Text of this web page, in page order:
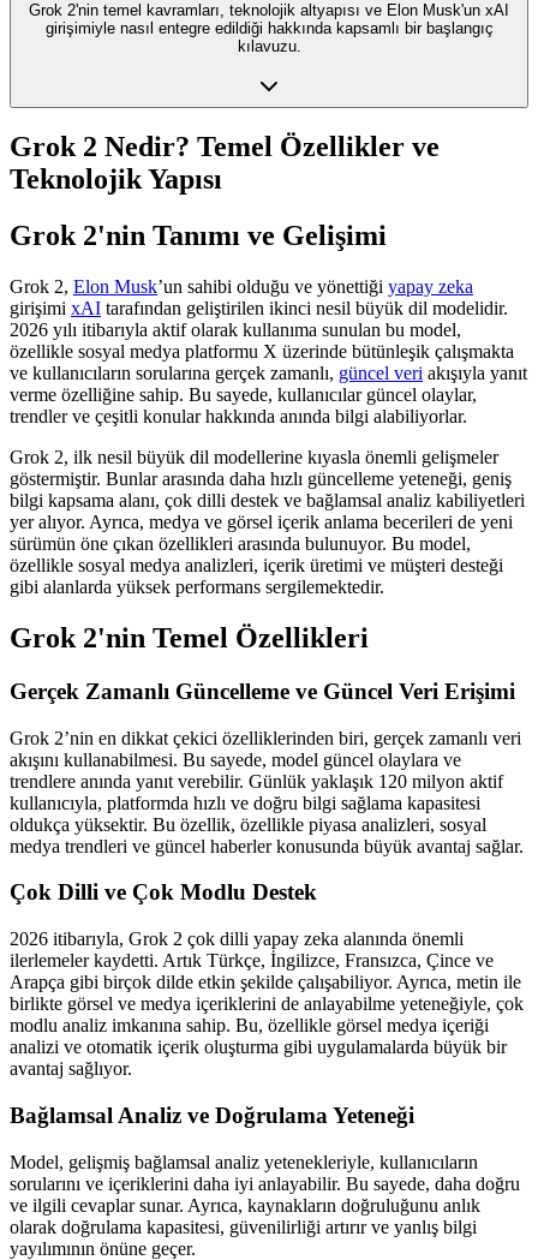
Grok 2'nin temel kavramları, teknolojik altyapısı ve Elon Musk'un xAI
girişimiyle nasıl entegre edildiği hakkında kapsamlı bir başlangıç
kılavuzu.
Grok 2 Nedir? Temel Özellikler ve
Teknolojik Yapısı
Grok 2'nin Tanımı ve Gelişimi
Grok 2, Elon Musk’un sahibi olduğu ve yönettiği yapay zeka
girişimi xAI tarafından geliştirilen ikinci nesil büyük dil modelidir.
2026 yılı itibarıyla aktif olarak kullanıma sunulan bu model,
özellikle sosyal medya platformu X üzerinde bütünleşik çalışmakta
ve kullanıcıların sorularına gerçek zamanlı, güncel veri akışıyla yanıt
verme özelliğine sahip. Bu sayede, kullanıcılar güncel olaylar,
trendler ve çeşitli konular hakkında anında bilgi alabiliyorlar.
Grok 2, ilk nesil büyük dil modellerine kıyasla önemli gelişmeler
göstermiştir. Bunlar arasında daha hızlı güncelleme yeteneği, geniş
bilgi kapsama alanı, çok dilli destek ve bağlamsal analiz kabiliyetleri
yer alıyor. Ayrıca, medya ve görsel içerik anlama becerileri de yeni
sürümün öne çıkan özellikleri arasında bulunuyor. Bu model,
özellikle sosyal medya analizleri, içerik üretimi ve müşteri desteği
gibi alanlarda yüksek performans sergilemektedir.
Grok 2'nin Temel Özellikleri
Gerçek Zamanlı Güncelleme ve Güncel Veri Erişimi
Grok 2’nin en dikkat çekici özelliklerinden biri, gerçek zamanlı veri
akışını kullanabilmesi. Bu sayede, model güncel olaylara ve
trendlere anında yanıt verebilir. Günlük yaklaşık 120 milyon aktif
kullanıcıyla, platformda hızlı ve doğru bilgi sağlama kapasitesi
oldukça yüksektir. Bu özellik, özellikle piyasa analizleri, sosyal
medya trendleri ve güncel haberler konusunda büyük avantaj sağlar.
Çok Dilli ve Çok Modlu Destek
2026 itibarıyla, Grok 2 çok dilli yapay zeka alanında önemli
ilerlemeler kaydetti. Artık Türkçe, İngilizce, Fransızca, Çince ve
Arapça gibi birçok dilde etkin şekilde çalışabiliyor. Ayrıca, metin ile
birlikte görsel ve medya içeriklerini de anlayabilme yeteneğiyle, çok
modlu analiz imkanına sahip. Bu, özellikle görsel medya içeriği
analizi ve otomatik içerik oluşturma gibi uygulamalarda büyük bir
avantaj sağlıyor.
Bağlamsal Analiz ve Doğrulama Yeteneği
Model, gelişmiş bağlamsal analiz yetenekleriyle, kullanıcıların
sorularını ve içeriklerini daha iyi anlayabilir. Bu sayede, daha doğru
ve ilgili cevaplar sunar. Ayrıca, kaynakların doğruluğunu anlık
olarak doğrulama kapasitesi, güvenilirliği artırır ve yanlış bilgi
yayılımının önüne geçer.